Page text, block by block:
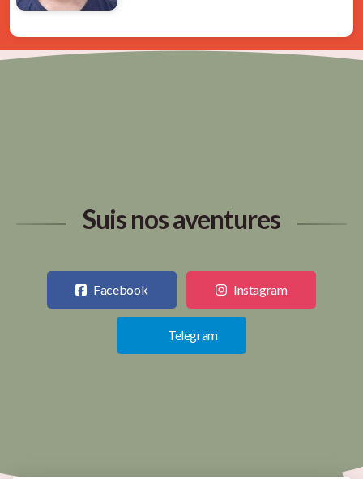
Suis nos aventures
Facebook Instagram
Telegram